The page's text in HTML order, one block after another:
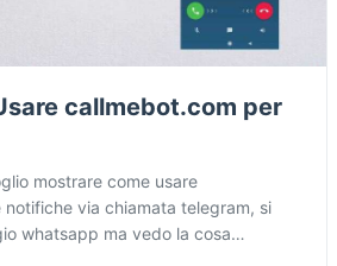
callmebot.com per
mostrare come usare
via chiamata telegram, si
whatsapp ma vedo la cosa…